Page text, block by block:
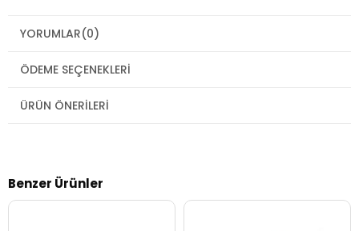
YORUMLAR(0)
ÖDEME SEÇENEKLERI
ÜRÜN ÖNERILERI
Benzer Ürünler